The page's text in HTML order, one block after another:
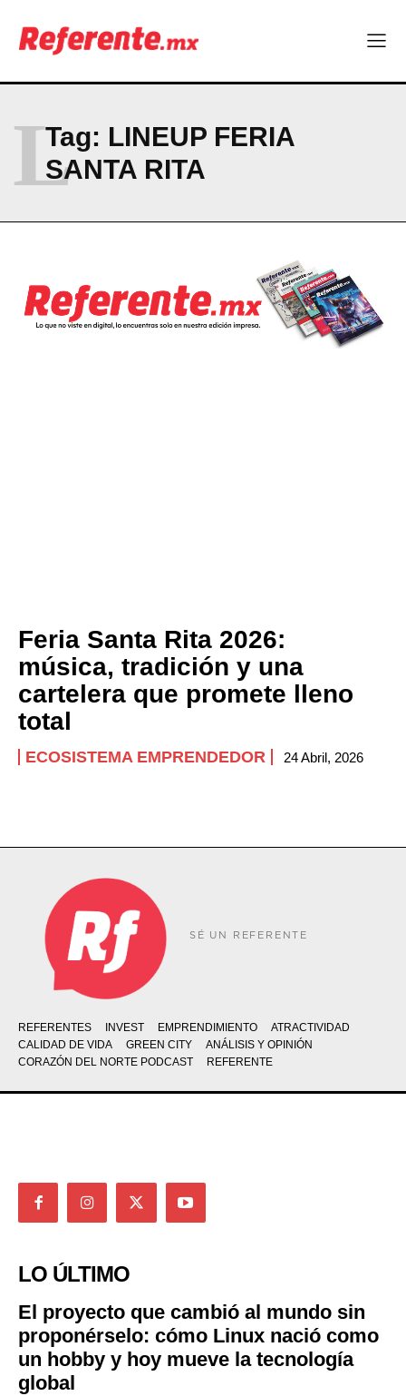
CONTACT
PRIVACY POLICY
Tag: LINEUP FERIA
SANTA RITA
L
Feria Santa Rita 2026:
música, tradición y una
cartelera que promete lleno
total
ECOSISTEMA EMPRENDEDOR 24 Abril, 2026
SÉ UN REFERENTE
REFERENTES INVEST EMPRENDIMIENTO
ATRACTIVIDAD
CALIDAD DE VIDA
GREEN CITY
ANÁLISIS Y OPINIÓN
CORAZÓN DEL NORTE PODCAST
REFERENTE
LO ÚLTIMO
El proyecto que cambió al mundo sin
proponérselo: cómo Linux nació como
un hobby y hoy mueve la tecnología
global